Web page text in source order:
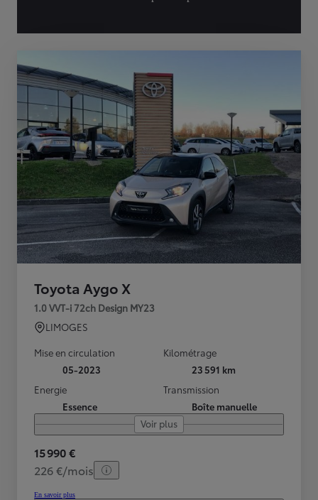
Toyota Aygo X
1.0 VVT-i 72ch Design MY23
LIMOGES
Mise en circulation
05-2023
Kilométrage
23 591 km
Energie
Essence
Transmission
Boîte manuelle
Voir plus
15 990 €
226 €/mois
En savoir plus